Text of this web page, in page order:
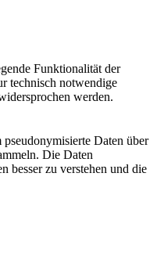
Funktionalität der
technisch notwendige
werden.
Daten über
Die Daten
besser zu verstehen und die